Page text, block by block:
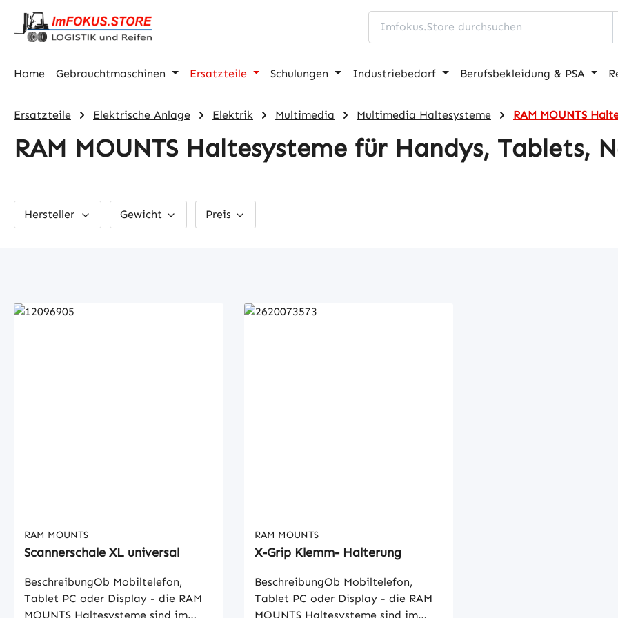
Hauptinhalt springen
Zur Suche springen
Zur Hauptnavigation springen
Home Gebrauchtmaschinen Ersatzteile Schulungen Industriebedarf Berufsbekleidung & PSA
Ersatzteile Elektrische Anlage Elektrik Multimedia Multimedia Haltesysteme RAM MOUNTS
RAM MOUNTS Haltesysteme für Handys, Tablets,
Hersteller Gewicht Preis
RAM MOUNTS
Scannerschale XL universal
BeschreibungOb Mobiltelefon,
Tablet PC oder Display - die RAM
MOUNTS Haltesysteme sind im
RAM MOUNTS
X-Grip Klemm- Halterung
BeschreibungOb Mobiltelefon,
Tablet PC oder Display - die RAM
MOUNTS Haltesysteme sind im